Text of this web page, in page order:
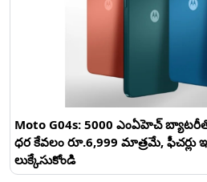
Moto G04s: 5000 ఎంఏహెచ్
ధర కేవలం రూ.6,999 మాత్రమే,
లుక్కేసుకోండి